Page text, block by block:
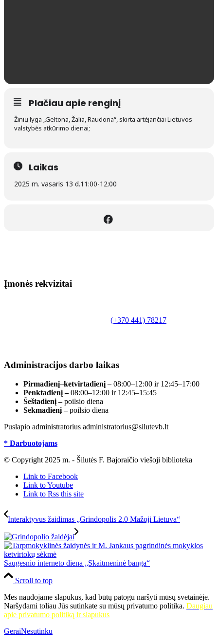
Plačiau apie renginį
Žinių lyga „Geltona, Žalia, Raudona“, skirta artėjančiai Lietuvos
valstybės atkūrimo dienai;
Laikas
2025 m. vasaris 13 d.11:00-12:00
Įmonės rekvizitai
(+370 441) 78217
Administracijos darbo laikas
Pirmadienį–ketvirtadienį –08:00–12:00 ir 12:45–17:00
Penktadienį –08:00–12:00 ir 12:45–15:45
Šeštadienį –poilsio diena
Sekmadienį –poilsio diena
Puslapio administratorius administratorius@silutevb.lt
* Darbuotojams
© Copyright 2025 m. - Šilutės F. Bajoraičio viešoji biblioteka
Link to Facebook
Link to Youtube
Link to Rss this site
Interaktyvus žaidimas „Grindopolis 2.0 Mažoji Lietuva“
Saugesnio interneto diena „Skaitmeninė banga“
Scroll to top
Mes naudojame slapukus, kad būtų patogu naršyti mūsų svetainėje.
Naršydami toliau Jūs sutinkate su mūsų privatumo politika. Daugiau
apie privatumo politiką ir slapukus
GeraiNesutinku